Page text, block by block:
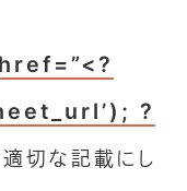
href=”<?
?
適切な記載にし